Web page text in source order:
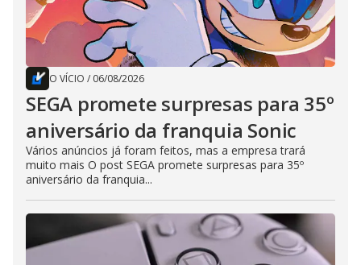
O VÍCIO / 06/08/2026
SEGA promete surpresas para 35º
aniversário da franquia Sonic
Vários anúncios já foram feitos, mas a empresa trará
muito mais O post SEGA promete surpresas para 35º
aniversário da franquia...